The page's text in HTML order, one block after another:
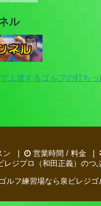
ル
上達するゴルフの打ちっ
ン 営業時間 / 料金
レジプロ（和田正義）のつ
ルフ練習場なら泉ビレジゴ